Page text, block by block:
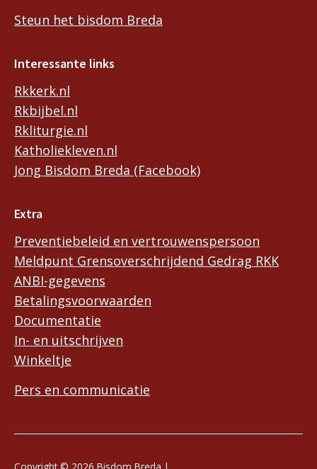
Steun het bisdom Breda
Interessante links
Rkkerk.nl
Rkbijbel.nl
Rkliturgie.nl
Katholiekleven.nl
Jong Bisdom Breda (Facebook)
Extra
Preventiebeleid en vertrouwenspersoon
Meldpunt Grensoverschrijdend Gedrag RKK
ANBI-gegevens
Betalingsvoorwaarden
Documentatie
In- en uitschrijven
Winkeltje
Pers en communicatie